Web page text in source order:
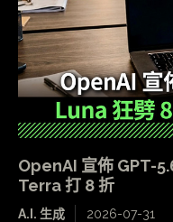
OpenAI 宣佈 GPT-
Terra 打 8 折
A.I. 生成 2026-07-31